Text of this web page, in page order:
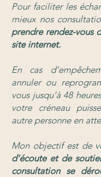
Pour faciliter les
mieux nos
prendre rendez-vous
site internet.
En cas
annuler ou
vous jusqu’à 48
votre créneau
autre personne en
Mon objectif est de
d’écoute et de
consultation se